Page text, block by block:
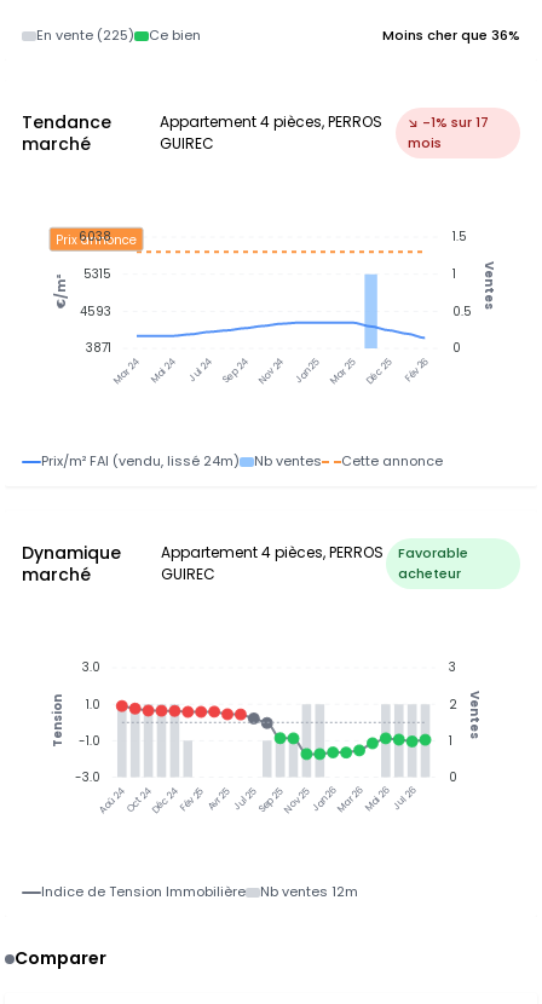
En vente (225) Ce bien Moins cher que 36%
Tendance
marché
Appartement 4 pièces, PERROS
GUIREC
↘ -1% sur 17
mois
Mar 24 Mai 24 Jul 24 Sep 24 Nov 24 Jan 25 Mar 25 Déc 25 Fév 26
Prix annonce 1.5
1
0.5
0
Ventes
6038
5315
4593
3871
€/m²
Prix/m² FAI (vendu, lissé 24m) Nb ventes Cette annonce
Dynamique
marché
Appartement 4 pièces, PERROS
GUIREC
Favorable
acheteur
Aoû 24Oct 24Déc 24Fév 25 Avr 25Jul 25Sep 25Nov 25Jan 26Mar 26Mai 26Jul 26
3
2
1
0
Ventes
3.0
1.0
-1.0
-3.0
Tension
Indice de Tension Immobilière Nb ventes 12m
Comparer